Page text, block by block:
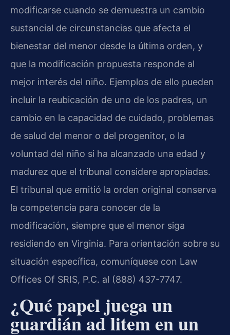
modificarse cuando se demuestra un cambio
sustancial de circunstancias que afecta el
bienestar del menor desde la última orden, y
que la modificación propuesta responde al
mejor interés del niño. Ejemplos de ello pueden
incluir la reubicación de uno de los padres, un
cambio en la capacidad de cuidado, problemas
de salud del menor o del progenitor, o la
voluntad del niño si ha alcanzado una edad y
madurez que el tribunal considere apropiadas.
El tribunal que emitió la orden original conserva
la competencia para conocer de la
modificación, siempre que el menor siga
residiendo en Virginia. Para orientación sobre su
situación específica, comuníquese con Law
Offices Of SRIS, P.C. al (888) 437-7747.
¿Qué papel juega un
guardián ad litem en un